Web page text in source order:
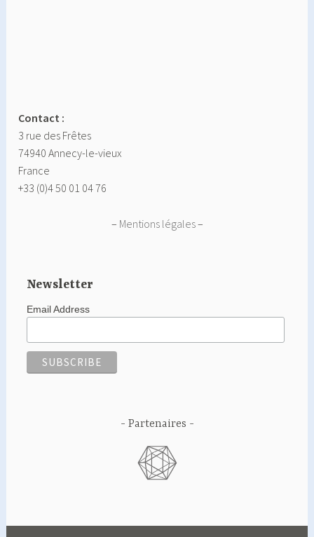
Contact :
3 rue des Frêtes
74940 Annecy-le-vieux
France
+33 (0)4 50 01 04 76
– Mentions légales–
Newsletter
Email Address
Partenaires